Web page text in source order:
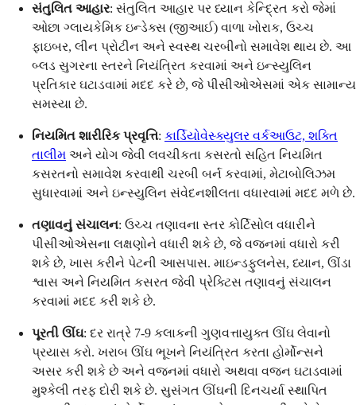
સંતુલિત આહાર: સંતુલિત આહાર પર ધ્યાન કેન્દ્રિત કરો જેમાં
ઓછા ગ્લાયકેમિક ઇન્ડેક્સ (જીઆઈ) વાળા ખોરાક, ઉચ્ચ
ફાઇબર, લીન પ્રોટીન અને સ્વસ્થ ચરબીનો સમાવેશ થાય છે. આ
બ્લડ સુગરના સ્તરને નિયંત્રિત કરવામાં અને ઇન્સ્યુલિન
પ્રતિકાર ઘટાડવામાં મદદ કરે છે, જે પીસીઓએસમાં એક સામાન્ય
સમસ્યા છે.
નિયમિત શારીરિક પ્રવૃત્તિ: કાર્ડિયોવેસ્ક્યુલર વર્કઆઉટ, શક્તિ
તાલીમ અને યોગ જેવી લવચીકતા કસરતો સહિત નિયમિત
કસરતનો સમાવેશ કરવાથી ચરબી બર્ન કરવામાં, મેટાબોલિઝમ
સુધારવામાં અને ઇન્સ્યુલિન સંવેદનશીલતા વધારવામાં મદદ મળે છે.
તણાવનું સંચાલન: ઉચ્ચ તણાવના સ્તર કોર્ટિસોલ વધારીને
પીસીઓએસના લક્ષણોને વધારી શકે છે, જે વજનમાં વધારો કરી
શકે છે, ખાસ કરીને પેટની આસપાસ. માઇન્ડફુલનેસ, ધ્યાન, ઊંડા
શ્વાસ અને નિયમિત કસરત જેવી પ્રેક્ટિસ તણાવનું સંચાલન
કરવામાં મદદ કરી શકે છે.
પૂરતી ઊંઘ: દર રાત્રે 7-9 કલાકની ગુણવત્તાયુક્ત ઊંઘ લેવાનો
પ્રયાસ કરો. ખરાબ ઊંઘ ભૂખને નિયંત્રિત કરતા હોર્મોન્સને
અસર કરી શકે છે અને વજનમાં વધારો અથવા વજન ઘટાડવામાં
મુશ્કેલી તરફ દોરી શકે છે. સુસંગત ઊંઘની દિનચર્યા સ્થાપિત